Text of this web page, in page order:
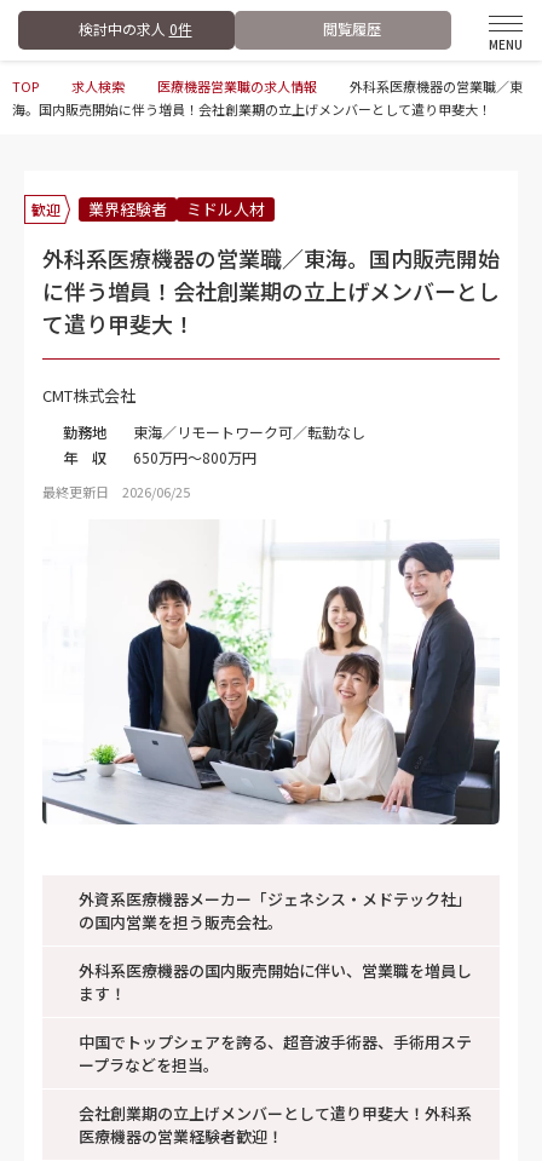
検討中の求人 0件 閲覧履歴
TOP 求人検索 医療機器営業職の求人情報
外科系医療機器の営業職／東
海。国内販売開始に伴う増員！会社創業期の立上げメンバーとして遣り甲斐大！
歓迎 業界経験者 ミドル人材
外科系医療機器の営業職／東海。国内販売開始
に伴う増員！会社創業期の立上げメンバーとし
て遣り甲斐大！
CMT株式会社
勤務地
東海／リモートワーク可／転勤なし
年 収
650万円～800万円
最終更新日 2026/06/25
外資系医療機器メーカー「ジェネシス・メドテック社」
の国内営業を担う販売会社。
外科系医療機器の国内販売開始に伴い、営業職を増員し
ます！
中国でトップシェアを誇る、超音波手術器、手術用ステ
ープラなどを担当。
会社創業期の立上げメンバーとして遣り甲斐大！外科系
医療機器の営業経験者歓迎！